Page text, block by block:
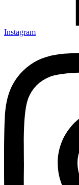
Instagram